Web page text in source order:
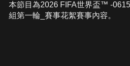
本節目為2026 FIFA世界盃™ -
組第一輪_賽事花絮賽事內容。